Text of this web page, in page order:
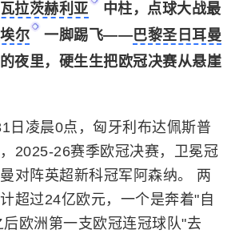
拉茨赫利亚
中柱，点球大战最
尔 一脚踢飞——巴黎圣日耳曼
夜里，硬生生把欧冠决赛从悬崖
日凌晨0点，匈牙利布达佩斯普
2025-26赛季欧冠决赛，卫冕冠
对阵英超新科冠军阿森纳。 两
超过24亿欧元，一个是奔着"自
欧洲第一支欧冠连冠球队"去